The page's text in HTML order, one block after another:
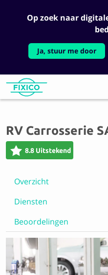
Op zoek naar
Ja, stuur me door
RV Carrosserie
8.8 Uitstekend
Overzicht
Diensten
Beoordelingen